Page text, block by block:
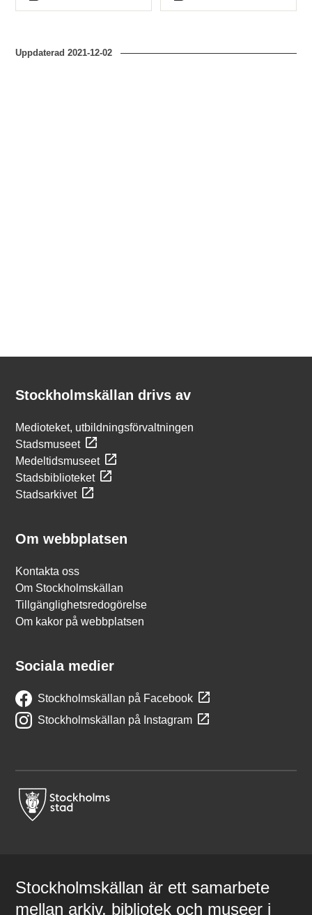
Typ Typ
Uppdaterad2021-12-02
Stockholmskällan drivs av
Medioteket, utbildningsförvaltningen
Stadsmuseet
Medeltidsmuseet
Stadsbiblioteket
Stadsarkivet
Om webbplatsen
Kontakta oss
Om Stockholmskällan
Tillgänglighetsredogörelse
Om kakor på webbplatsen
Sociala medier
Stockholmskällan på Facebook
Stockholmskällan på Instagram
Stockholmskällan är ett samarbete
mellan arkiv, bibliotek och museer i